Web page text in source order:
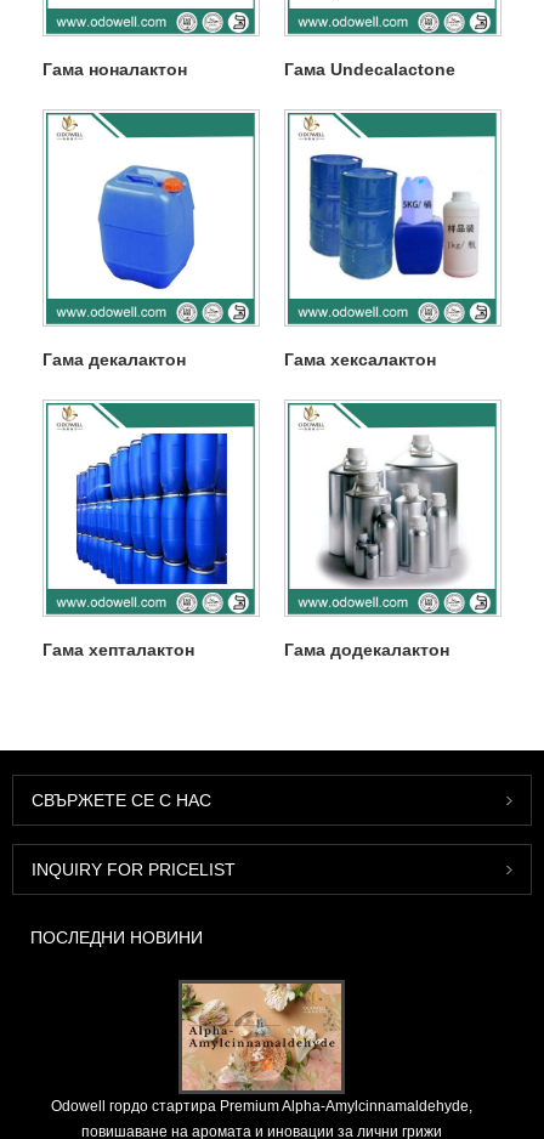
Гама ноналактон Гама Undecalactone
Гама декалактон Гама хексалактон
Гама хепталактон Гама додекалактон
СВЪРЖЕТЕ СЕ С НАС
INQUIRY FOR PRICELIST
ПОСЛЕДНИ НОВИНИ
Odowell гордо стартира Premium Alpha-Amylcinnamaldehyde,
повишаване на аромата и иновации за лични грижи